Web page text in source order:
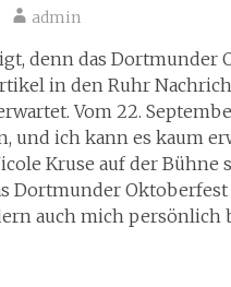
admin
denn das
in den Ruhr
Vom 22.
und ich kann es kaum
Kruse auf der Bühne
Dortmunder
auch mich persönlich